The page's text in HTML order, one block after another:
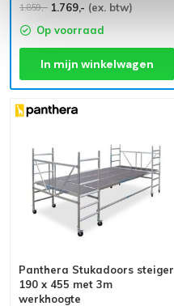
1.859,- 1.769,- (ex. btw)
Op voorraad
In mijn winkelwagen
Panthera Stukadoors steiger
190 x 455 met 3m
werkhoogte